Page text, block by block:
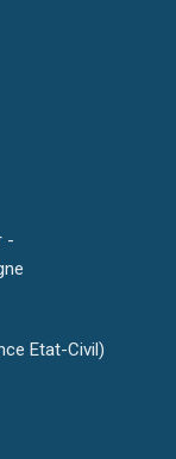
-
Etat-Civil)